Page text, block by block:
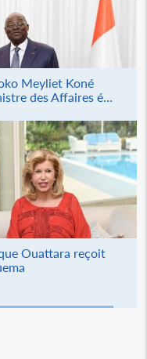
Meyliet Koné
des Affaires é...
Ouattara reçoit